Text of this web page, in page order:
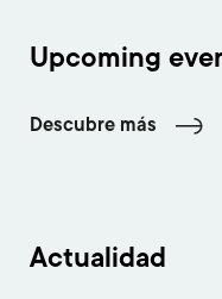
Upcoming
Descubre más
Actualidad